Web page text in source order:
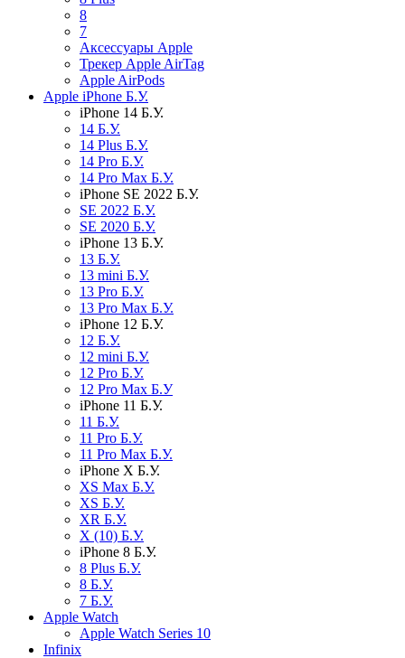
8
7
Аксессуары Apple
Трекер Apple AirTag
Apple AirPods
Apple iPhone Б.У.
iPhone 14 Б.У.
14 Б.У.
14 Plus Б.У.
14 Pro Б.У.
14 Pro Max Б.У.
iPhone SE 2022 Б.У.
SE 2022 Б.У.
SE 2020 Б.У.
iPhone 13 Б.У.
13 Б.У.
13 mini Б.У.
13 Pro Б.У.
13 Pro Max Б.У.
iPhone 12 Б.У.
12 Б.У.
12 mini Б.У.
12 Pro Б.У.
12 Pro Max Б.У
iPhone 11 Б.У.
11 Б.У.
11 Pro Б.У.
11 Pro Max Б.У.
iPhone X Б.У.
XS Max Б.У.
XS Б.У.
XR Б.У.
X (10) Б.У.
iPhone 8 Б.У.
8 Plus Б.У.
8 Б.У.
7 Б.У.
Apple Watch
Apple Watch Series 10
Infinix